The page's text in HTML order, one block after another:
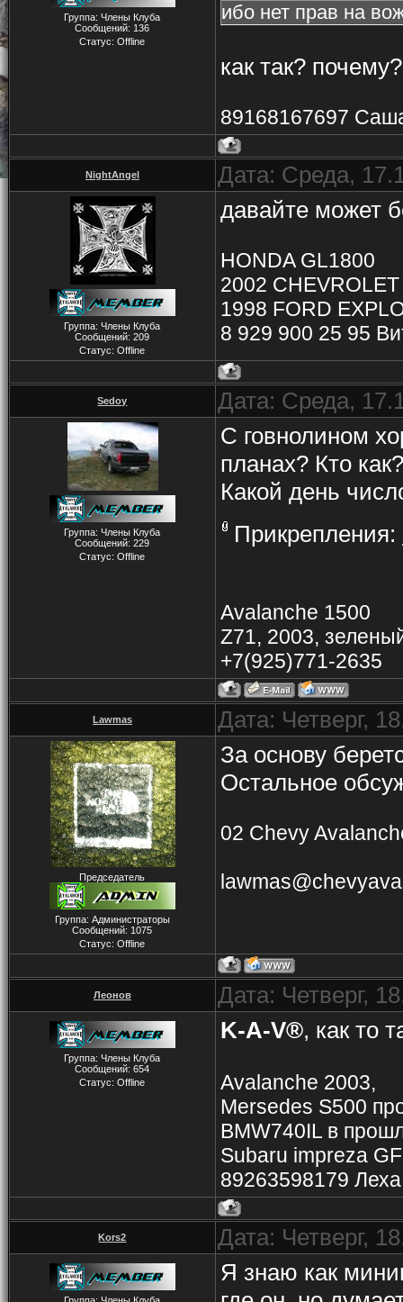
Группа: Члены Клуба
Сообщений: 136
Статус:Offline
ибо нет прав на
как так? почему?
89168167697
NightAngel Дата: Среда,
Группа: Члены Клуба
Сообщений:209
Статус:Offline
давайте может
HONDA GL1800
2002
1998 FORD
8 929 900 25 95
Sedoy Дата: Среда,
Группа: Члены Клуба
Сообщений:229
Статус:Offline
С говнолином
планах? Кто как?
Какой день
Прикрепления:
Avalanche 1500
Z71, 2003,
+7(925)771-2635
Lawmas Дата: Четверг,
Председатель
Группа: Администраторы
Сообщений: 1075
Статус:Offline
За основу
Остальное
02 Chevy
Леонов Дата: Четверг,
Группа: Члены Клуба
Сообщений:654
Статус:Offline
K-A-V®, как то
Avalanche 2003,
Mersedes S500
BMW740IL в
Subaru impreza
89263598179 Леха
Kors2 Дата: Четверг,
Я знаю как